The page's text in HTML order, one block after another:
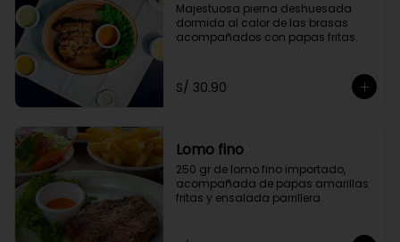
Majestuosa pierna deshuesada
dormida al calor de las brasas
acompañados con papas fritas.
S/ 30.90
Lomo fino
250 gr de lomo fino importado,
acompañada de papas amarillas
fritas y ensalada parrillera.